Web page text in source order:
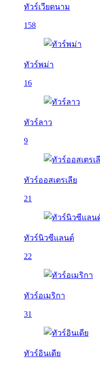
ทัวร์เวียดนาม
158
ทัวร์พม่า
16
ทัวร์ลาว
9
ทัวร์ออสเตรเลีย
21
ทัวร์นิวซีแลนด์
22
ทัวร์อเมริกา
31
ทัวร์อินเดีย